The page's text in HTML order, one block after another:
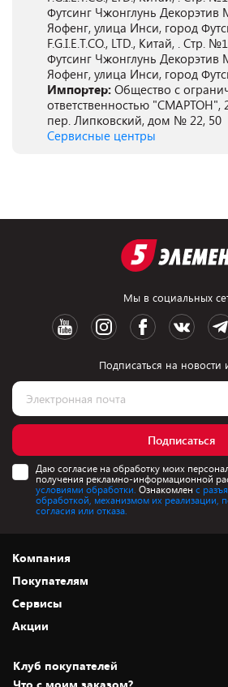
Футсинг Чжонглунь Декорэтив
Яофенг, улица Инси, город
F.G.I.E.T.CO., LTD., Китай, . Стр.
Футсинг Чжонглунь Декорэтив
Яофенг, улица Инси, город
Импортер: Общество с
ответственностью "СМАРТОН",
пер. Липковский, дом № 22, 50
Сервисные центры
Мы в социальных
Подписаться на новости
Подписаться
Даю согласие на обработку моих
получения рекламно-информационной
условиями обработки. Ознакомлен с
обработкой, механизмом их реализации,
согласия или отказа.
Компания
О нас
Адреса магазинов
Новости
Статьи и обзоры
Вакансии
Покупателям
Как сделать заказ
Оплата и доставка
Безналичный расчёт
Обмен и возврат товара
Сервисы
Установка техники
Для игровых консолей
Акции
Скидки и промокоды
Белорусские товары
Клуб покупателей